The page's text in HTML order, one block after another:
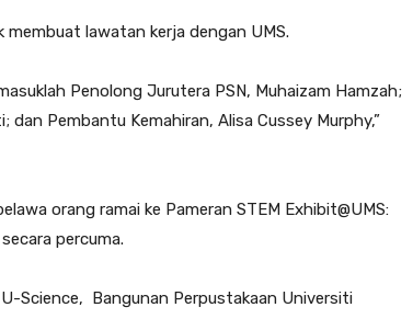
lawatan kerja dengan UMS.
Penolong Jurutera PSN, Muhaizam Hamzah;
Pembantu Kemahiran, Alisa Cussey Murphy,”
orang ramai ke Pameran STEM Exhibit@UMS:
percuma.
Science, Bangunan Perpustakaan Universiti